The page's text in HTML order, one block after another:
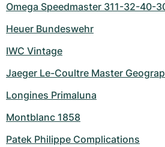
Omega Speedmaster 311-32-40-
Heuer Bundeswehr
IWC Vintage
Jaeger Le-Coultre Master
Longines Primaluna
Montblanc 1858
Patek Philippe Complications